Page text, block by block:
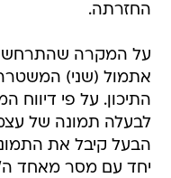
החזרתה.
על המקרה שהתרחש
אתמול (שני) המשטרה
התיכון. על פי
לבעלה תמונה של
הבעל קיבל את
יחד עם מסר מאחד